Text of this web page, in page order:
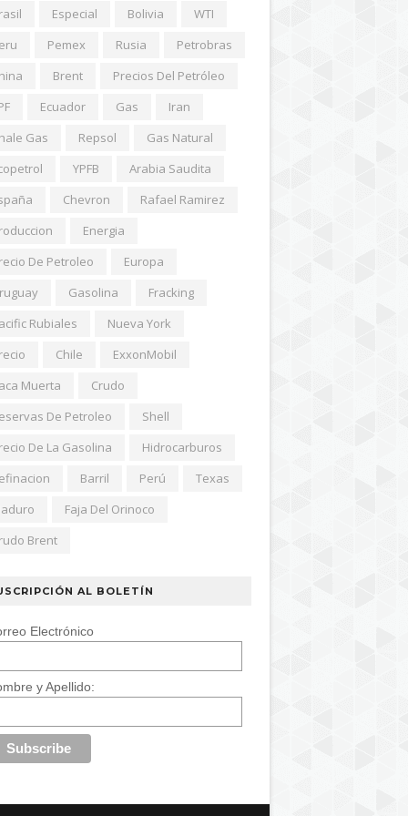
Especial Bolivia
WTI
Pemex Rusia
Petrobras
Brent
Precios Del Petróleo
Ecuador Gas
Iran
Gas
Repsol
Gas Natural
YPFB
Arabia Saudita
Chevron
Rafael Ramirez
Energia
De Petroleo
Europa
Gasolina
Fracking
Rubiales
Nueva York
Chile
ExxonMobil
Muerta
Crudo
De Petroleo
Shell
De La Gasolina
Hidrocarburos
Barril Perú
Texas
Faja Del Orinoco
Brent
AL BOLETÍN
Electrónico
y Apellido: